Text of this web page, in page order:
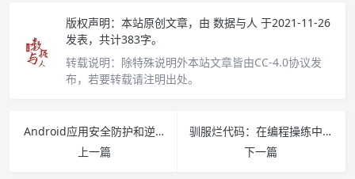
版权声明： 本站原创文章，由 数据与人 于2021-11-26
发表，共计383字。
转载说明： 除特殊说明外本站文章皆由CC-4.0协议发
布，若要转载请注明出处。
Android应用安全防护和逆向分析 PDF下载
上一篇
驯服烂代码：在编程操练中悟道 PDF下载
下一篇